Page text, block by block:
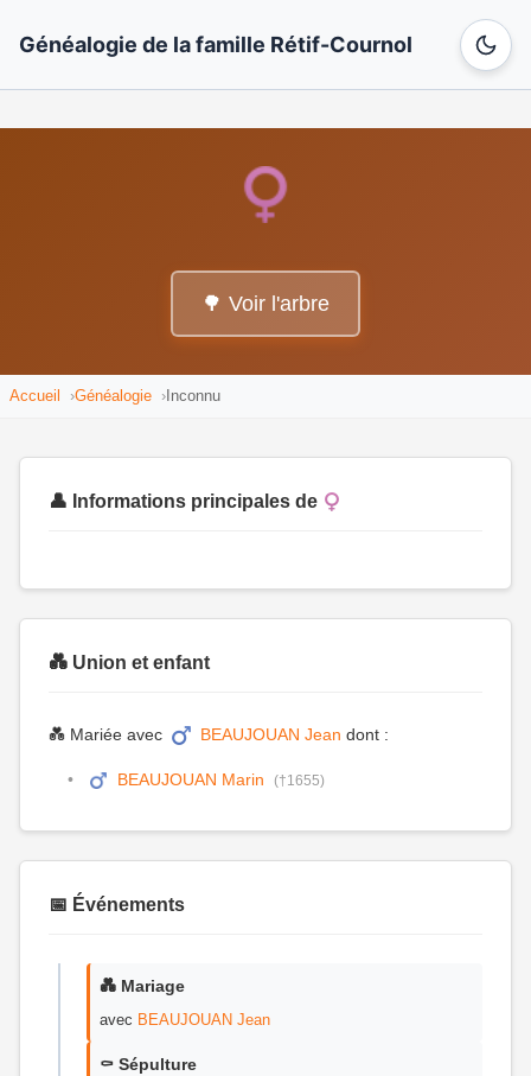
Généalogie de la famille Rétif-Cournol
🌳 Voir l'arbre
Accueil Généalogie Inconnu
👤 Informations principales de
💑 Union et enfant
💑 Mariée avec BEAUJOUAN Jean dont :
BEAUJOUAN Marin (†1655)
📅 Événements
💑 Mariage
avec BEAUJOUAN Jean
⚰️ Sépulture